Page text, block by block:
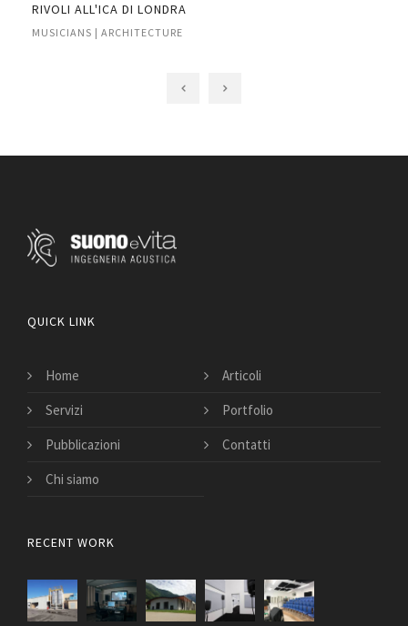
RIVOLI ALL'ICA DI LONDRA
MUSICIANS | ARCHITECTURE
QUICK LINK
Home
Articoli
Servizi
Portfolio
Pubblicazioni
Contatti
Chi siamo
RECENT WORK